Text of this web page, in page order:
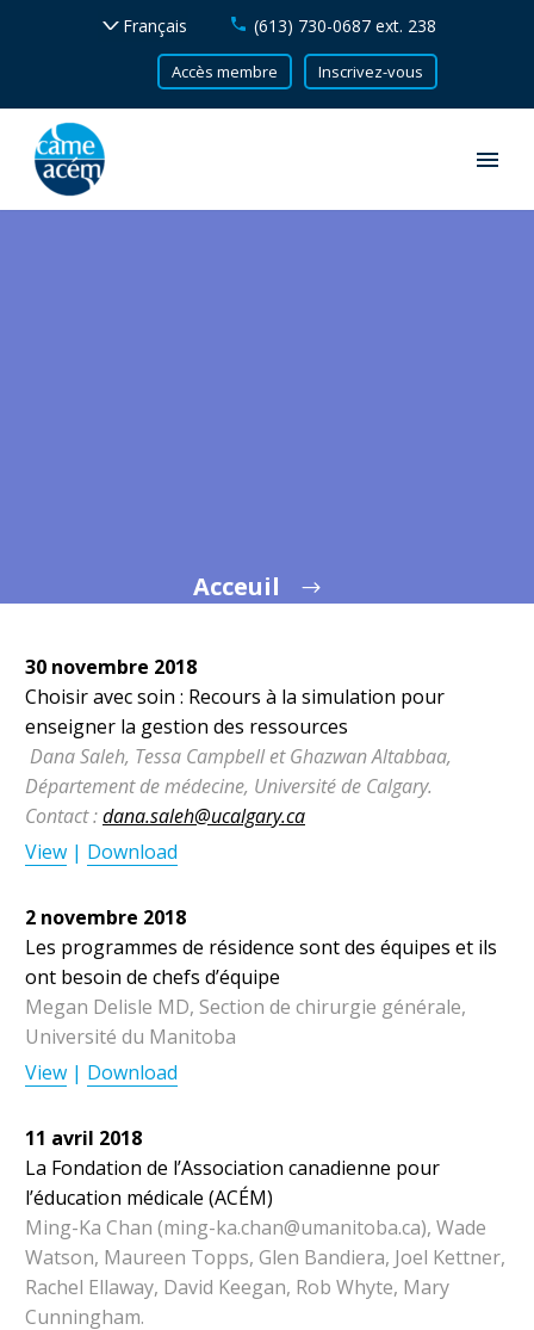
(613) 730-0687 ext. 238
Accès membre Inscrivez-vous
Acceuil
30 novembre 2018
Choisir avec soin : Recours à la simulation pour
enseigner la gestion des ressources
Dana Saleh, Tessa Campbell et Ghazwan Altabbaa,
Département de médecine, Université de Calgary.
Contact :dana.saleh@ucalgary.ca
View | Download
2 novembre 2018
Les programmes de résidence sont des équipes et ils
ont besoin de chefs d’équipe
Megan Delisle MD, Section de chirurgie générale,
Université du Manitoba
View | Download
11 avril 2018
La Fondation de l’Association canadienne pour
l’éducation médicale (ACÉM)
Ming-Ka Chan (ming-ka.chan@umanitoba.ca), Wade
Watson, Maureen Topps, Glen Bandiera, Joel Kettner,
Rachel Ellaway, David Keegan, Rob Whyte, Mary
Cunningham.